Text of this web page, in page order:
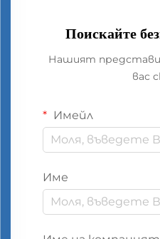
Поискайте
Нашият
вас
Имейл
Име